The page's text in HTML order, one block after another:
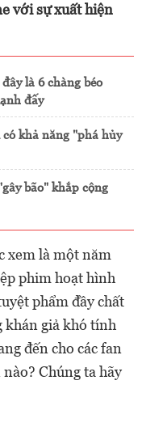
với sự xuất hiện
là 6 chàng béo
đấy
khả năng "phá hủy
bão" khắp cộng
xem là một năm
phim hoạt hình
phẩm đầy chất
khán giả khó tính
đến cho các fan
Chúng ta hãy